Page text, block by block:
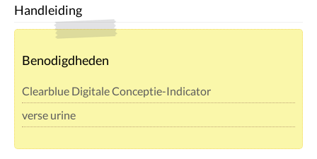
Handleiding
Benodigdheden
Clearblue Digitale Conceptie-Indicator
verse urine